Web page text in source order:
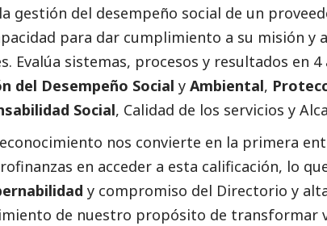
gestión del desempeño social de un
para dar cumplimiento a su misión y
Evalúa sistemas, procesos y resultados en 4
del Desempeño Social y Ambiental,
Social, Calidad de los servicios y
nos convierte en la primera
en acceder a esta calificación, lo
y compromiso del Directorio y
de nuestro propósito de transformar